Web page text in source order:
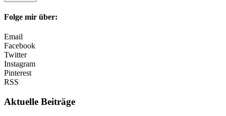
Folge mir über:
Email
Facebook
Twitter
Instagram
Pinterest
RSS
Aktuelle Beiträge